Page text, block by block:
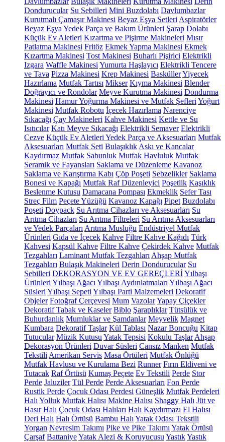
Dondurucular Su Sebilleri Mini Buzdolabı Davlumbazlar
Kurutmalı Çamaşır Makinesi Beyaz Eşya Setleri Aspiratörler
Beyaz Eşya Yedek Parça ve Bakım Ürünleri Şarap Dolabı
Küçük Ev Aletleri Kızartma ve Pişirme Makineleri Mısır
Patlatma Makinesi Fritöz Ekmek Yapma Makinesi Ekmek
Kızartma Makinesi Tost Makinesi Buharlı Pişirici Elektrikli
Izgara Waffle Makinesi Yumurta Haşlayıcı Elektrikli Tencere
ve Tava Pizza Makinesi Krep Makinesi BasküllerYiyecek
Hazırlama Mutfak Tartısı Mikser Kıyma Makinesi Blender
Doğrayıcı ve Rondolar Meyve Kurutma Makinesi Dondurma
Makinesi Hamur Yoğurma Makinesi ve Mutfak Şefleri Yoğurt
Makinesi Mutfak Robotu İçecek Hazırlama Narenciye
Sıkacağı Çay Makineleri Kahve Makinesi Kettle ve Su
Isıtıcılar Katı Meyve Sıkacağı Elektrikli Semaver Elektrikli
Cezve Küçük Ev Aletleri Yedek Parça ve Aksesuarları Mutfak
Aksesuarları Mutfak Seti Bulaşıklık Askı ve Kancalar
Kaydırmaz Mutfak Sabunluk Mutfak Havluluk Mutfak
Seramik ve Fayansları Saklama ve Düzenleme Kavanoz
Saklama ve Karıştırma Kabı Çöp Poşeti Sebzelikler Saklama
Bonesi ve Kapağı Mutfak Raf Düzenleyici Poşetlik Kaşıklık
Beslenme Kutusu Damacana Pompası Ekmeklik Sefer Tası
Streç Film Peçete Yüzüğü Kavanoz Kapağı Pipet Buzdolabı
Poşeti Doypack Su Arıtma Cihazları ve Aksesuarları Su
Arıtma Cihazları Su Arıtma Filtreleri Su Arıtma Aksesuarları
ve Yedek Parçaları Arıtma Musluğu Endüstriyel Mutfak
Ürünleri Gıda ve İçecek Kahve Filtre Kahve Kağıdı Türk
Kahvesi Kapsül Kahve Filtre Kahve Çekirdek Kahve Mutfak
Tezgahları Laminant Mutfak Tezgahları Ahşap Mutfak
Tezgahları Bulaşık Makineleri Derin Dondurucular Su
Sebilleri DEKORASYON VE EV GEREÇLERİYılbaşı
Ürünleri Yılbaşı Ağacı Yılbaşı Aydınlatmaları Yılbaşı Ağacı
Süsleri Yılbaşı Sepeti Yılbaşı Parti Malzemeleri Dekoratif
Objeler Fotoğraf Çerçevesi Mum VazolarYapay Çiçekler
Dekoratif Tabak ve Kaseler Biblo Şaraplıklar Tütsülük ve
Buhurdanlık Mumluklar ve Şamdanlar Meyvelik Magnet
Kumbara Dekoratif Taşlar Kül Tablası Nazar Boncuğu Kitap
Tutucular Müzik Kutusu Yatak Tepsisi Kokulu Taşlar Ahşap
Dekorasyon Ürünleri Duvar Süsleri Cansız Manken Mutfak
Tekstili Amerikan Servis Masa Örtüleri Mutfak Önlüğü
Mutfak Havlusu ve Kurulama Bezi Runner Fırın Eldiveni ve
Tutacak Raf Örtüsü Kumaş Peçete Ev Tekstili Perde Stor
Perde Jaluziler Tül Perde Perde Aksesuarları Fon Perde
Rustik Perde Çocuk Odası Perdesi Güneşlik Mutfak Perdeleri
Halı Yolluk Mutfak Halısı Makine Halısı Shaggy Halı Jüt ve
Hasır Halı Çocuk Odası Halıları Halı Kaydırmazı El Halısı
Deri Halı Halı Örtüsü Bambu Halı Yatak Odası Tekstili
Yorgan Nevresim Takımı Pike ve Pike Takımı Yatak Örtüsü
Çarşaf BattaniyeYatak Alezi & Koruyucusu YastıkYastık